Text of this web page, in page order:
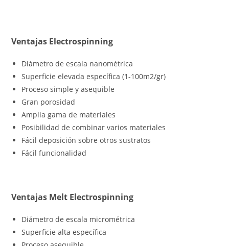
Ventajas Electrospinning
Diámetro de escala nanométrica
Superficie elevada específica (1-100m2/gr)
Proceso simple y asequible
Gran porosidad
Amplia gama de materiales
Posibilidad de combinar varios materiales
Fácil deposición sobre otros sustratos
Fácil funcionalidad
Ventajas Melt Electrospinning
Diámetro de escala micrométrica
Superficie alta específica